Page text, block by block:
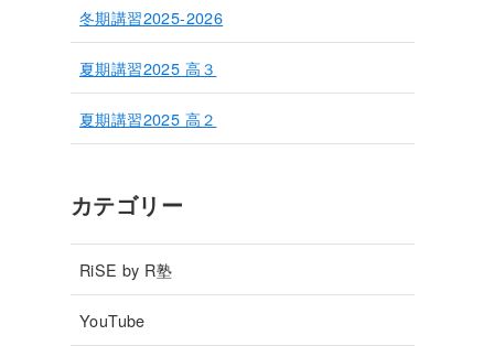
冬期講習2025-2026
夏期講習2025 高３
夏期講習2025 高２
カテゴリー
RiSE by R塾
YouTube